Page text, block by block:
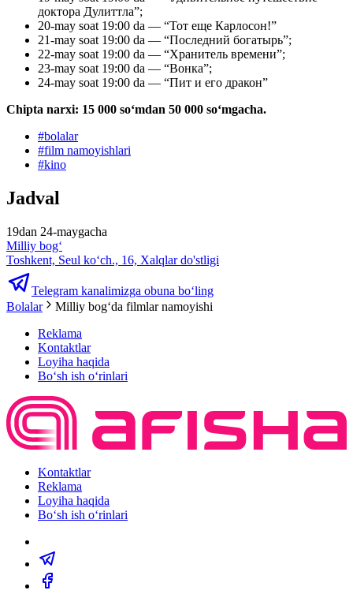
доктора Дулиттла”;
20-may soat 19:00 da — “Тот еще Карлосон!”
21-may soat 19:00 da — “Последний богатырь”;
22-may soat 19:00 da — “Хранитель времени”;
23-may soat 19:00 da — “Вонка”;
24-may soat 19:00 da — “Пит и его дракон”
Chipta narxi: 15 000 soʻmdan 50 000 soʻmgacha.
#bolalar
#film namoyishlari
#kino
Jadval
19dan 24-maygacha
Milliy bog‘
Toshkent, Seul ko‘ch., 16, Xalqlar do'stligi
Telegram kanalimizga obuna bo‘ling
Bolalar
Milliy bogʻda filmlar namoyishi
Reklama
Kontaktlar
Loyiha haqida
Bo‘sh ish o‘rinlari
Kontaktlar
Reklama
Loyiha haqida
Bo‘sh ish o‘rinlari